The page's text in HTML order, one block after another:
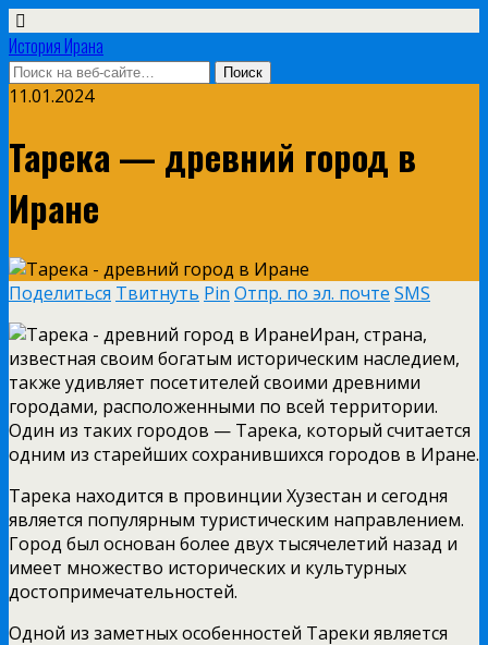
История Ирана
11.01.2024
Тарека — древний город в
Иране
Поделиться Твитнуть Pin Отпр. по эл. почте SMS
Иран, страна,
известная своим богатым историческим наследием,
также удивляет посетителей своими древними
городами, расположенными по всей территории.
Один из таких городов — Тарека, который считается
одним из старейших сохранившихся городов в Иране.
Тарека находится в провинции Хузестан и сегодня
является популярным туристическим направлением.
Город был основан более двух тысячелетий назад и
имеет множество исторических и культурных
достопримечательностей.
Одной из заметных особенностей Тареки является